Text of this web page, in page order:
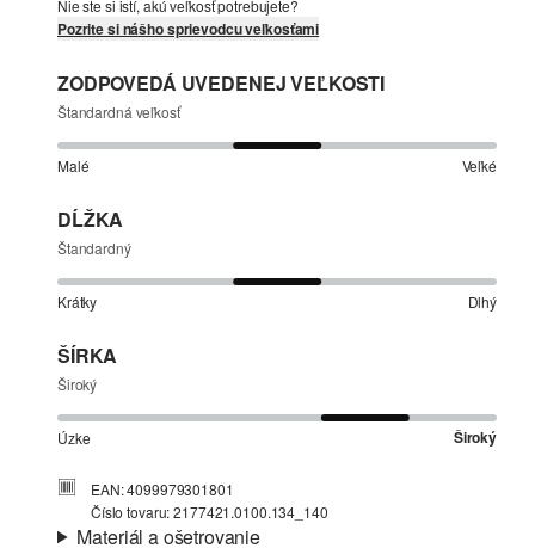
Nie ste si istí, akú veľkosť potrebujete?
Pozrite si nášho sprievodcu veľkosťami
ZODPOVEDÁ UVEDENEJ VEĽKOSTI
Štandardná veľkosť
Malé Veľké
DĹŽKA
Štandardný
Krátky Dlhý
ŠÍRKA
Široký
Úzke Široký
EAN: 4099979301801
Číslo tovaru: 2177421.0100.134_140
Materiál a ošetrovanie